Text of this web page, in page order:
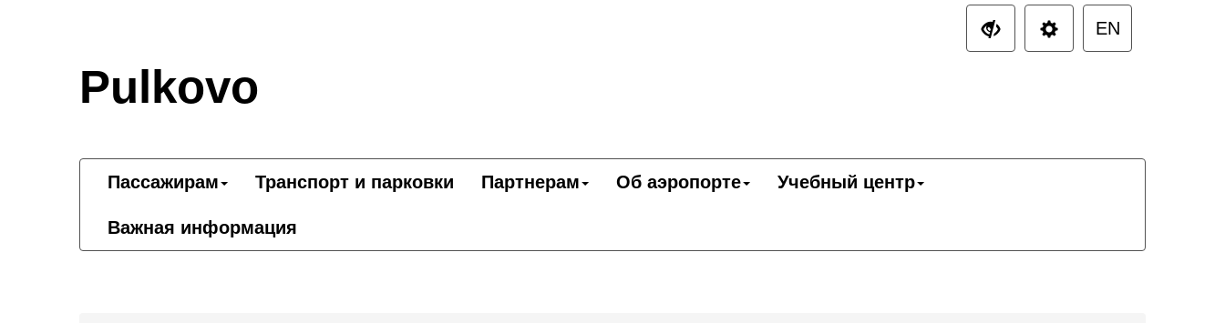
EN
Pulkovo
Пассажирам Транспорт и парковки Партнерам Об аэропорте Учебный центр
Важная информация